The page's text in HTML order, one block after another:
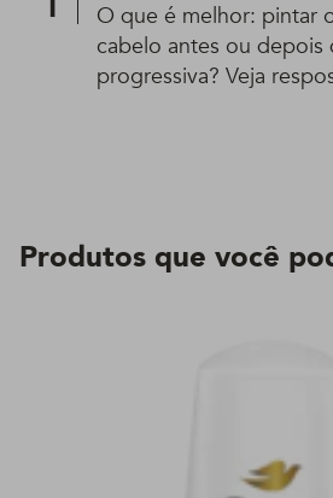
O que é melhor: pintar
cabelo antes ou depois
progressiva? Veja
Produtos que você